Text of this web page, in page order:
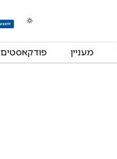
מעניין פודקאסטים